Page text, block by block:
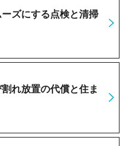
ズにする点検と清掃
れ放置の代償と住ま